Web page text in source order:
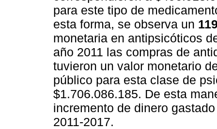
para este tipo de
esta forma, se observa un
monetaria en antipsicóticos
año 2011 las compras de
tuvieron un valor monetario
público para esta clase de
$1.706.086.185. De esta
incremento de dinero
2011-2017.